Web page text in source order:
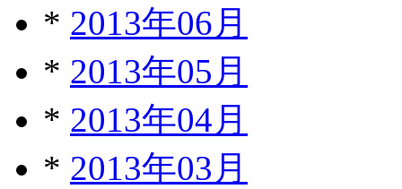
* 2013年06月
* 2013年05月
* 2013年04月
* 2013年03月